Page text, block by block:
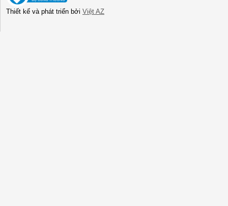
Thiết kế và phát triển bởi Việt AZ